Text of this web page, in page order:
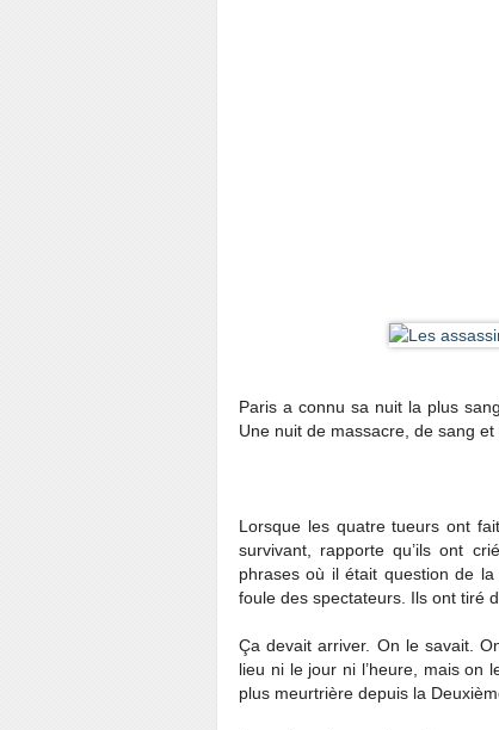
Paris a connu sa nuit la plus
Une nuit de massacre, de sang et
Lorsque les quatre tueurs ont
survivant, rapporte qu’ils ont crié
phrases où il était question de
foule des spectateurs. Ils ont tiré
Ça devait arriver. On le savait.
lieu ni le jour ni l’heure, mais on
plus meurtrière depuis la